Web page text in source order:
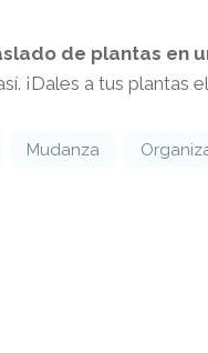
de plantas en
¡Dales a tus plantas
Mudanza